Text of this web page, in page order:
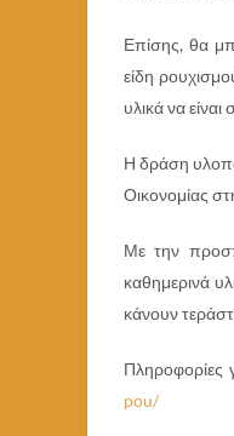
Επίσης, θα
είδη
υλικά να
Η δράση
Οικονομίας
Με την
καθημερινά
κάνουν
Πληροφορίες
pou/